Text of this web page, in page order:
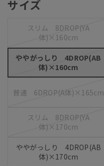
サイズ
スリム 8DROP(YA
体)×160cm
ややがっしり 4DROP(AB
体)×160cm
普通 6DROP(A体)×165cm
スリム 8DROP(YA
体)×170cm
ややがっしり 4DROP(AB
体)×170cm